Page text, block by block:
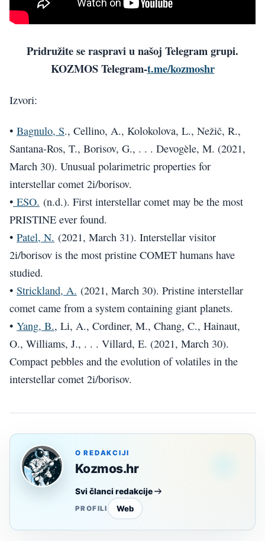
Pridružite se raspravi u našoj Telegram grupi.
KOZMOS Telegram-t.me/kozmoshr
Izvori:
• Bagnulo, S., Cellino, A., Kolokolova, L., Nežič, R.,
Santana-Ros, T., Borisov, G., . . . Devogèle, M. (2021,
March 30). Unusual polarimetric properties for
interstellar comet 2i/borisov.
• ESO. (n.d.). First interstellar comet may be the most
PRISTINE ever found.
• Patel, N. (2021, March 31). Interstellar visitor
2i/borisov is the most pristine COMET humans have
studied.
• Strickland, A. (2021, March 30). Pristine interstellar
comet came from a system containing giant planets.
• Yang, B., Li, A., Cordiner, M., Chang, C., Hainaut,
O., Williams, J., . . . Villard, E. (2021, March 30).
Compact pebbles and the evolution of volatiles in the
interstellar comet 2i/borisov.
O REDAKCIJI
Kozmos.hr
Svi članci redakcije
PROFILI Web